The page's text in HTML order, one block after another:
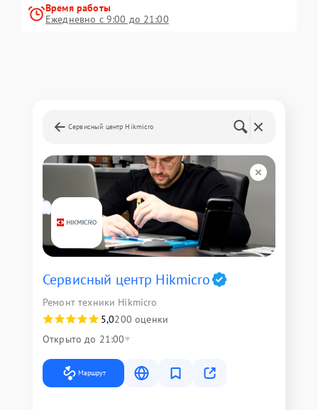
Время работы
Ежедневно с 9:00 до 21:00
Сервисный центр Hikmicro
Сервисный центр Hikmicro
Ремонт техники Hikmicro
5,0200 оценки
Открыто до 21:00
Маршрут